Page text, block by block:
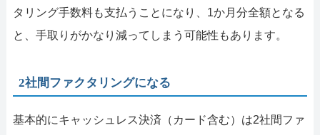
タリング手数料も支払うことになり、1か月分全額となる
と、手取りがかなり減ってしまう可能性もあります。
2社間ファクタリングになる
基本的にキャッシュレス決済（カード含む）は2社間ファ